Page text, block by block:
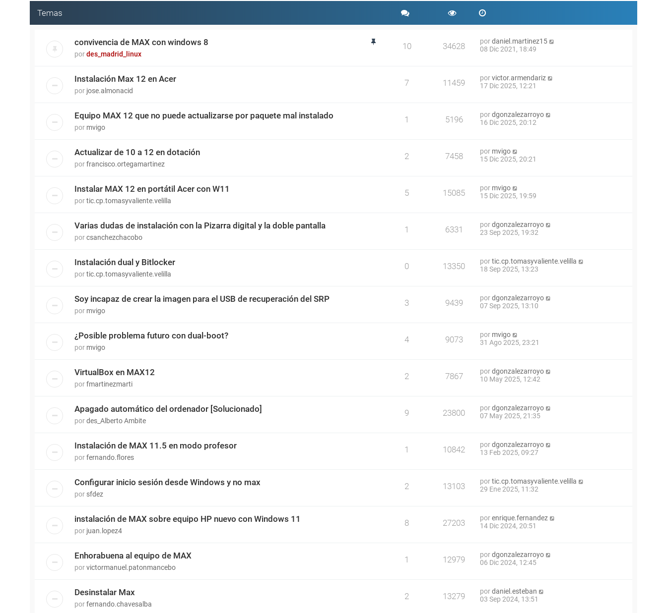
Temas
convivencia de MAX con windows 8
pordes_madrid_linux
10 34628 pordaniel.martinez15
08 Dic 2021, 18:49
Instalación Max 12 en Acer
por jose.almonacid
7 11459 porvictor.armendariz
17 Dic 2025, 12:21
Equipo MAX 12 que no puede actualizarse por paquete mal instalado
por mvigo
1 5196 pordgonzalezarroyo
16 Dic 2025, 20:12
Actualizar de 10 a 12 en dotación
porfrancisco.ortegamartinez
2 7458 por mvigo
15 Dic 2025, 20:21
Instalar MAX 12 en portátil Acer con W11
portic.cp.tomasyvaliente.velilla
5 15085 por mvigo
15 Dic 2025, 19:59
Varias dudas de instalación con la Pizarra digital y la doble pantalla
porcsanchezchacobo
1 6331 pordgonzalezarroyo
23 Sep 2025, 19:32
Instalación dual y Bitlocker
portic.cp.tomasyvaliente.velilla
0 13350 portic.cp.tomasyvaliente.velilla
18 Sep 2025, 13:23
Soy incapaz de crear la imagen para el USB de recuperación del SRP
por mvigo
3 9439 pordgonzalezarroyo
07 Sep 2025, 13:10
¿Posible problema futuro con dual-boot?
por mvigo
4 9073 por mvigo
31 Ago 2025, 23:21
VirtualBox en MAX12
porfmartinezmarti
2 7867 pordgonzalezarroyo
10 May 2025, 12:42
Apagado automático del ordenador [Solucionado]
pordes_Alberto Ambite
9 23800 pordgonzalezarroyo
07 May 2025, 21:35
Instalación de MAX 11.5 en modo profesor
porfernando.flores
1 10842 pordgonzalezarroyo
13 Feb 2025, 09:27
Configurar inicio sesión desde Windows y no max
por sfdez
2 13103 portic.cp.tomasyvaliente.velilla
29 Ene 2025, 11:32
instalación de MAX sobre equipo HP nuevo con Windows 11
por juan.lopez4
8 27203 porenrique.fernandez
14 Dic 2024, 20:51
Enhorabuena al equipo de MAX
porvictormanuel.patonmancebo
1 12979 pordgonzalezarroyo
06 Dic 2024, 12:45
Desinstalar Max
porfernando.chavesalba
2 13279 pordaniel.esteban
03 Sep 2024, 13:51